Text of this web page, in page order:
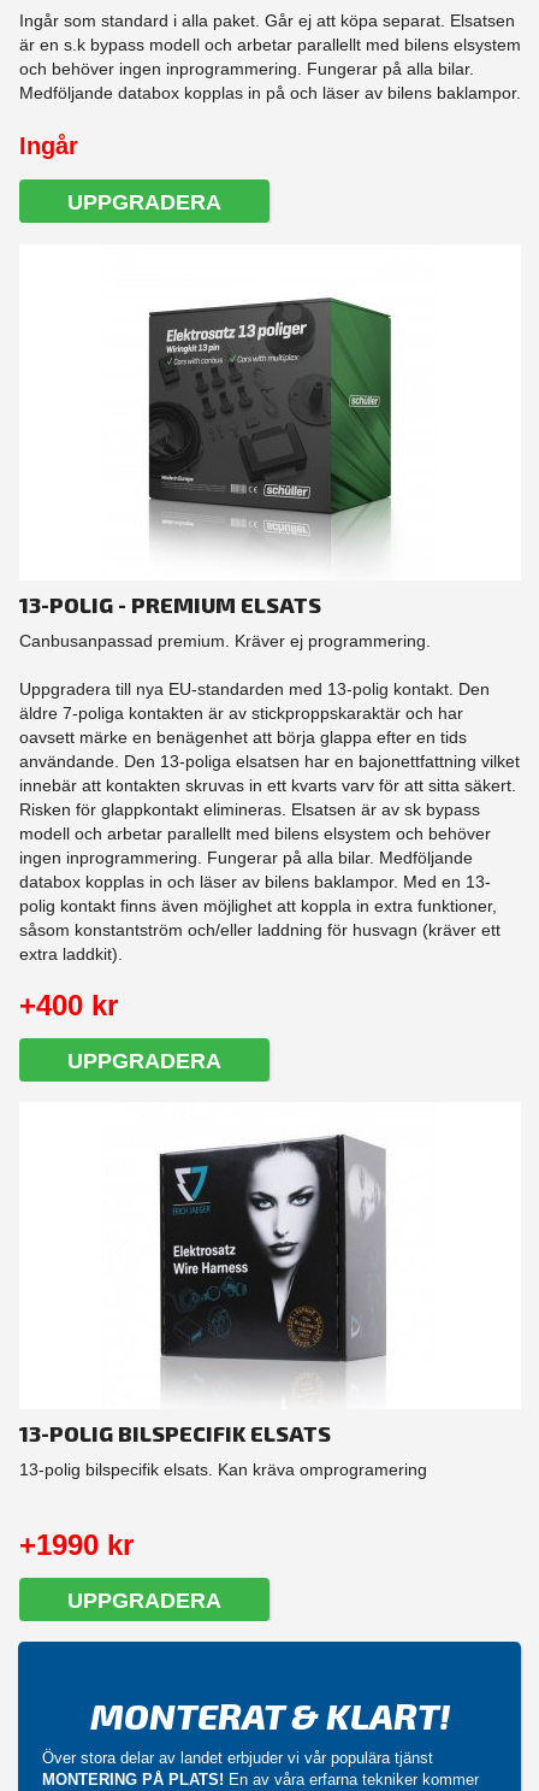
Ingår som standard i alla paket. Går ej att köpa separat. Elsatsen
är en s.k bypass modell och arbetar parallellt med bilens elsystem
och behöver ingen inprogrammering. Fungerar på alla bilar.
Medföljande databox kopplas in på och läser av bilens baklampor.
Ingår
UPPGRADERA
13-POLIG - PREMIUM ELSATS
Canbusanpassad premium. Kräver ej programmering.
Uppgradera till nya EU-standarden med 13-polig kontakt. Den
äldre 7-poliga kontakten är av stickproppskaraktär och har
oavsett märke en benägenhet att börja glappa efter en tids
användande. Den 13-poliga elsatsen har en bajonettfattning vilket
innebär att kontakten skruvas in ett kvarts varv för att sitta säkert.
Risken för glappkontakt elimineras. Elsatsen är av sk bypass
modell och arbetar parallellt med bilens elsystem och behöver
ingen inprogrammering. Fungerar på alla bilar. Medföljande
databox kopplas in och läser av bilens baklampor. Med en 13-
polig kontakt finns även möjlighet att koppla in extra funktioner,
såsom konstantström och/eller laddning för husvagn (kräver ett
extra laddkit).
+400 kr
UPPGRADERA
13-POLIG BILSPECIFIK ELSATS
13-polig bilspecifik elsats. Kan kräva omprogramering
+1990 kr
UPPGRADERA
MONTERAT & KLART!
Över stora delar av landet erbjuder vi vår populära tjänst
MONTERING PÅ PLATS! En av våra erfarna tekniker kommer